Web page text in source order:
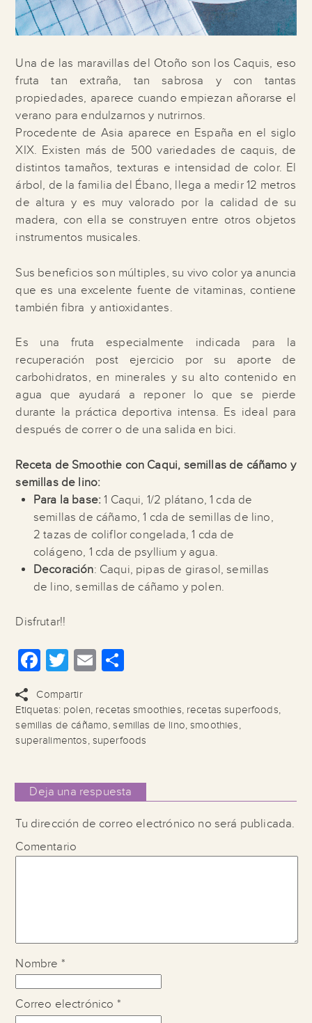
Una de las maravillas del Otoño son los Caquis, eso
fruta tan extraña, tan sabrosa y con tantas
propiedades, aparece cuando empiezan añorarse el
verano para endulzarnos y nutrirnos.
Procedente de Asia aparece en España en el siglo
XIX. Existen más de 500 variedades de caquis, de
distintos tamaños, texturas e intensidad de color. El
árbol, de la familia del Ébano, llega a medir 12 metros
de altura y es muy valorado por la calidad de su
madera, con ella se construyen entre otros objetos
instrumentos musicales.
Sus beneficios son múltiples, su vivo color ya anuncia
que es una excelente fuente de vitaminas, contiene
también fibra y antioxidantes.
Es una fruta especialmente indicada para la
recuperación post ejercicio por su aporte de
carbohidratos, en minerales y su alto contenido en
agua que ayudará a reponer lo que se pierde
durante la práctica deportiva intensa. Es ideal para
después de correr o de una salida en bici.
Receta de Smoothie con Caqui, semillas de cáñamo y
semillas de lino:
Para la base: 1 Caqui, 1/2 plátano, 1 cda de
semillas de cáñamo, 1 cda de semillas de lino,
2 tazas de coliflor congelada, 1 cda de
colágeno, 1 cda de psyllium y agua.
Decoración: Caqui, pipas de girasol, semillas
de lino, semillas de cáñamo y polen.
Disfrutar!!
Facebook
Twitter
Email
Compartir
Etiquetas: polen, recetas smoothies, recetas superfoods,
semillas de cáñamo,semillas de lino,smoothies,
superalimentos, superfoods
Deja una respuesta
Tu dirección de correo electrónico no será publicada.
Comentario
Nombre *
Correo electrónico *